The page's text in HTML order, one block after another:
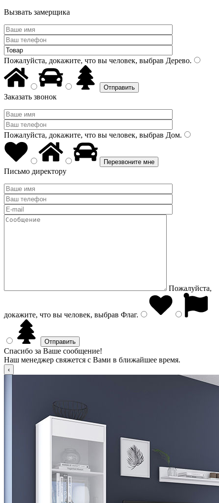
Вызвать замерщика
Пожалуйста, докажите, что вы человек, выбрав Дерево.
Заказать звонок
Пожалуйста, докажите, что вы человек, выбрав Дом.
Письмо директору
Пожалуйста,
докажите, что вы человек, выбрав Флаг.
Спасибо за Ваше сообщение!
Наш менеджер свяжется с Вами в ближайшее время.